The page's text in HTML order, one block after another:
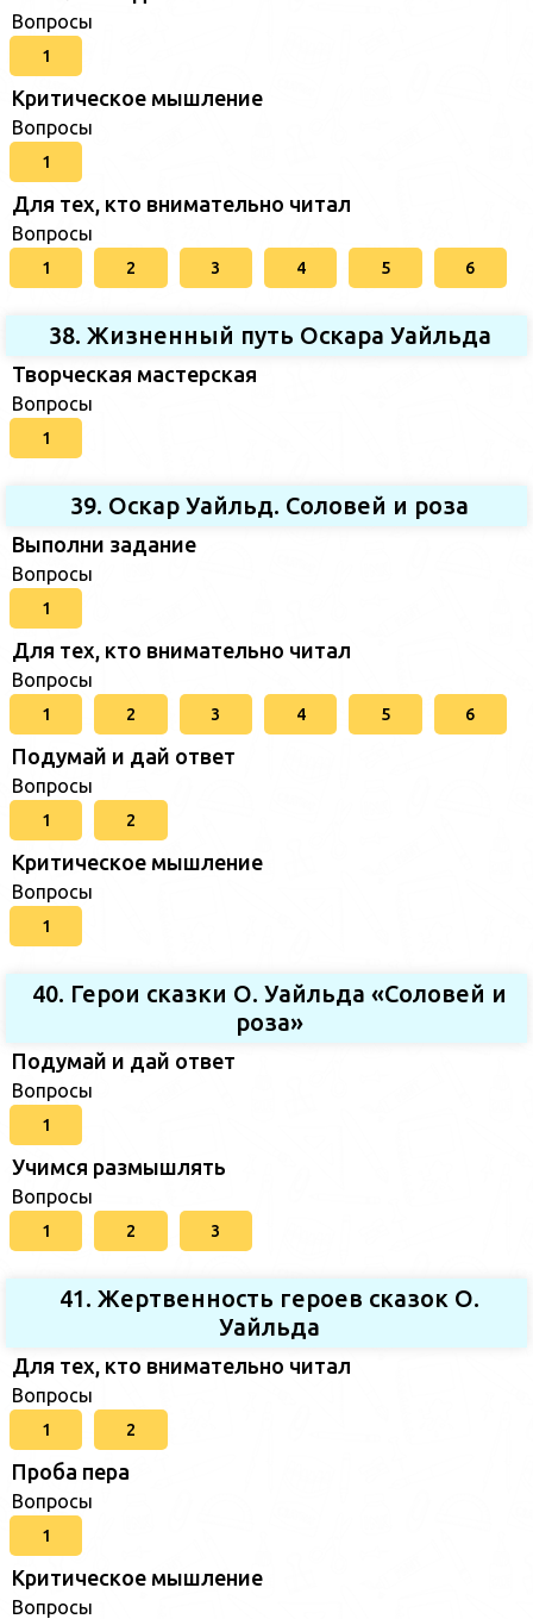
Вопросы
1
Критическое мышление
Вопросы
1
Для тех, кто внимательно читал
Вопросы
1 2 3 4 5 6
38. Жизненный путь Оскара Уайльда
Творческая мастерская
Вопросы
1
39. Оскар Уайльд. Соловей и роза
Выполни задание
Вопросы
1
Для тех, кто внимательно читал
Вопросы
1 2 3 4 5 6
Подумай и дай ответ
Вопросы
1 2
Критическое мышление
Вопросы
1
40. Герои сказки О. Уайльда «Соловей и
роза»
Подумай и дай ответ
Вопросы
1
Учимся размышлять
Вопросы
1 2 3
41. Жертвенность героев сказок О.
Уайльда
Для тех, кто внимательно читал
Вопросы
1 2
Проба пера
Вопросы
1
Критическое мышление
Вопросы